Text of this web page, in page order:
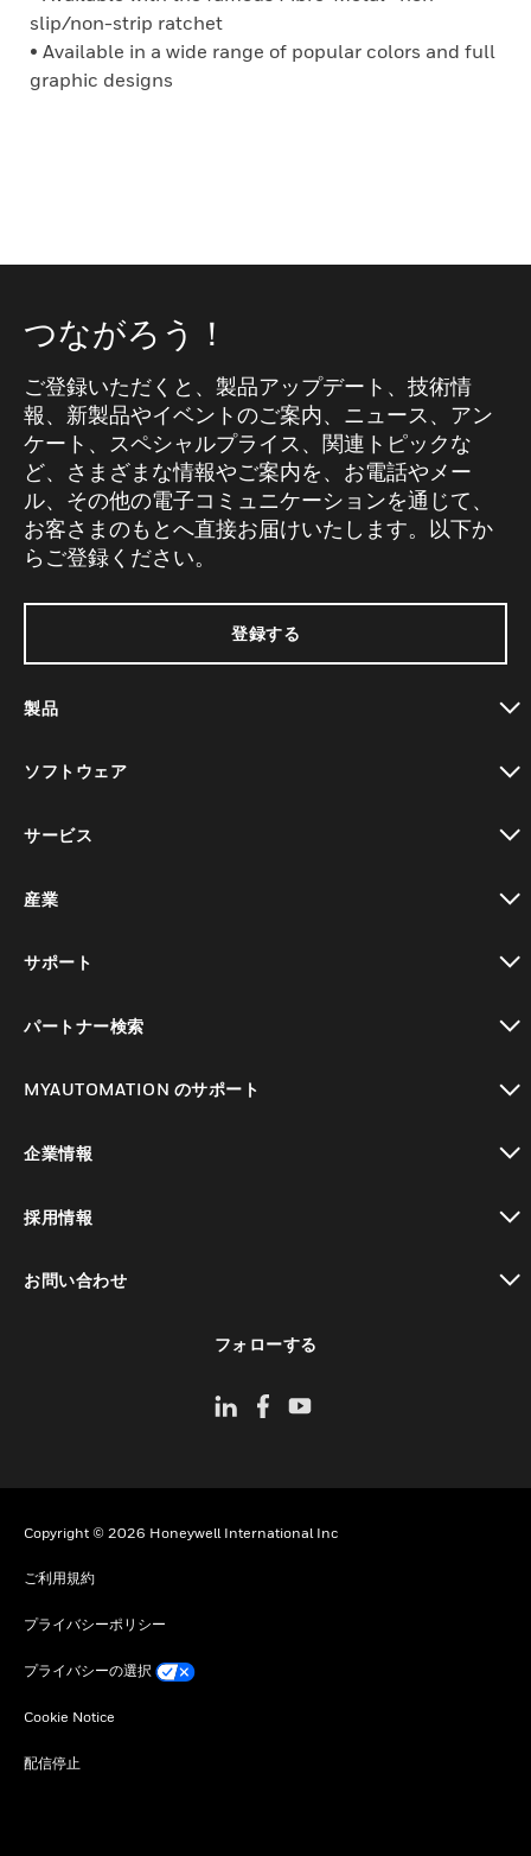
slip/non-strip ratchet
• Available in a wide range of popular colors and full
graphic designs
つながろう！
ご登録いただくと、製品アップデート、技術情
報、新製品やイベントのご案内、ニュース、アン
ケート、スペシャルプライス、関連トピックな
ど、さまざまな情報やご案内を、お電話やメー
ル、その他の電子コミュニケーションを通じて、
お客さまのもとへ直接お届けいたします。以下か
らご登録ください。
登録する
製品
ソフトウェア
サービス
産業
サポート
パートナー検索
MYAUTOMATION のサポート
企業情報
採用情報
お問い合わせ
フォローする
Copyright © 2026 Honeywell International Inc
ご利用規約
プライバシーポリシー
プライバシーの選択
Cookie Notice
配信停止